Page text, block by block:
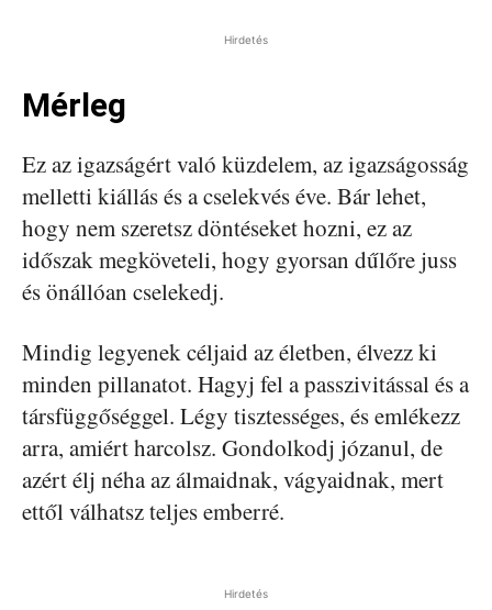
Hirdetés
Mérleg
Ez az igazságért való küzdelem, az igazságosság
melletti kiállás és a cselekvés éve. Bár lehet,
hogy nem szeretsz döntéseket hozni, ez az
időszak megköveteli, hogy gyorsan dűlőre juss
és önállóan cselekedj.
Mindig legyenek céljaid az életben, élvezz ki
minden pillanatot. Hagyj fel a passzivitással és a
társfüggőséggel. Légy tisztességes, és emlékezz
arra, amiért harcolsz. Gondolkodj józanul, de
azért élj néha az álmaidnak, vágyaidnak, mert
ettől válhatsz teljes emberré.
Hirdetés